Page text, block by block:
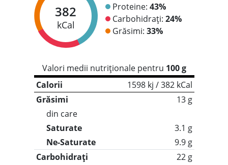
382
kCal
Proteine: 43%
Carbohidrați: 24%
Grăsimi: 33%
Valori medii nutriționale pentru 100 g
Calorii
1598 kj / 382 kCal
Grăsimi
13 g
din care
Saturate
3.1 g
Ne-Saturate
9.9 g
Carbohidrați
22 g